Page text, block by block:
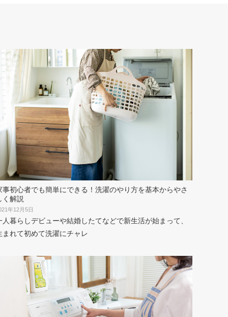
事初心者でも簡単にできる！洗濯のやり方を基本からやさ
く解説
年12月5日
人暮らしデビューや結婚したてなどで新生活が始まって、
まれて初めて洗濯にチャレ